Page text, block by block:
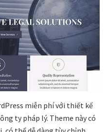
miễn phí với thiết kế
ty pháp lý. Theme này có